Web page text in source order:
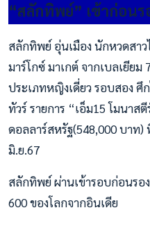
“สลักทิพย์” เข้าก่อน
สลักทิพย์ อุ่นเมือง นักหวดสาว
มาร์โกซ์ มาเกต์ จากเบลเยีย
ประเภทหญิงเดี่ยว รอบสอง ศึ
ทัวร์ รายการ “เอ็ม15 โมนาสตี
ดอลลาร์สหรัฐ(548,000 บาท)
มิ.ย.67
สลักทิพย์ ผ่านเข้ารอบก่อนรอ
600 ของโลกจากอินเดีย